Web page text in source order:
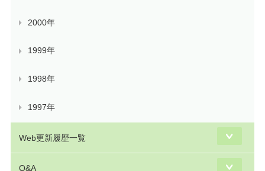
2000年
1999年
1998年
1997年
Web更新履歴一覧
Q&A